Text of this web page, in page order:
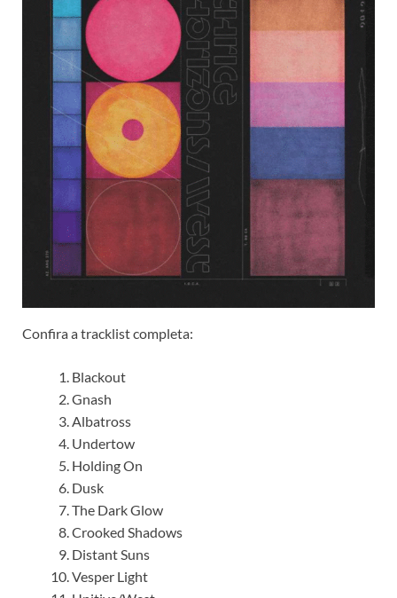
Confira a tracklist completa:
Blackout
Gnash
Albatross
Undertow
Holding On
Dusk
The Dark Glow
Crooked Shadows
Distant Suns
Vesper Light